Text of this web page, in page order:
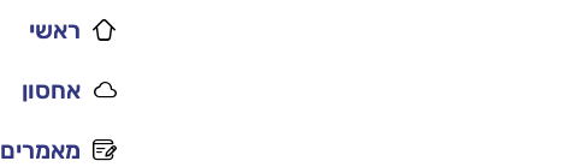
ראשי
אחסון
מאמרים